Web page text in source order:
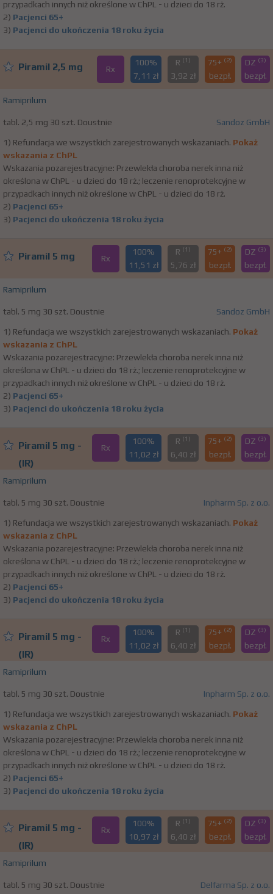
przypadkach innych niż określone w ChPL - u dzieci do 18 rż.
2) Pacjenci 65+
3) Pacjenci do ukończenia 18 roku życia
Piramil 2,5 mg Rx
100%
7,11 zł
R (1)
3,92 zł
75+ (2)
bezpł.
DZ (3)
bezpł.
Ramiprilum
tabl. 2,5 mg 30 szt. Doustnie Sandoz GmbH
1) Refundacja we wszystkich zarejestrowanych wskazaniach. Pokaż
wskazania z ChPL
Wskazania pozarejestracyjne: Przewlekła choroba nerek inna niż
określona w ChPL - u dzieci do 18 rż.; leczenie renoprotekcyjne w
przypadkach innych niż określone w ChPL - u dzieci do 18 rż.
2) Pacjenci 65+
3) Pacjenci do ukończenia 18 roku życia
Piramil 5 mg Rx
100%
11,51 zł
R (1)
5,76 zł
75+ (2)
bezpł.
DZ (3)
bezpł.
Ramiprilum
tabl. 5 mg 30 szt. Doustnie Sandoz GmbH
1) Refundacja we wszystkich zarejestrowanych wskazaniach. Pokaż
wskazania z ChPL
Wskazania pozarejestracyjne: Przewlekła choroba nerek inna niż
określona w ChPL - u dzieci do 18 rż.; leczenie renoprotekcyjne w
przypadkach innych niż określone w ChPL - u dzieci do 18 rż.
2) Pacjenci 65+
3) Pacjenci do ukończenia 18 roku życia
Piramil 5 mg -
(IR)
Rx
100%
11,02 zł
R (1)
6,40 zł
75+ (2)
bezpł.
DZ (3)
bezpł.
Ramiprilum
tabl. 5 mg 30 szt. Doustnie Inpharm Sp. z o.o.
1) Refundacja we wszystkich zarejestrowanych wskazaniach. Pokaż
wskazania z ChPL
Wskazania pozarejestracyjne: Przewlekła choroba nerek inna niż
określona w ChPL - u dzieci do 18 rż.; leczenie renoprotekcyjne w
przypadkach innych niż określone w ChPL - u dzieci do 18 rż.
2) Pacjenci 65+
3) Pacjenci do ukończenia 18 roku życia
Piramil 5 mg -
(IR)
Rx
100%
11,02 zł
R (1)
6,40 zł
75+ (2)
bezpł.
DZ (3)
bezpł.
Ramiprilum
tabl. 5 mg 30 szt. Doustnie Inpharm Sp. z o.o.
1) Refundacja we wszystkich zarejestrowanych wskazaniach. Pokaż
wskazania z ChPL
Wskazania pozarejestracyjne: Przewlekła choroba nerek inna niż
określona w ChPL - u dzieci do 18 rż.; leczenie renoprotekcyjne w
przypadkach innych niż określone w ChPL - u dzieci do 18 rż.
2) Pacjenci 65+
3) Pacjenci do ukończenia 18 roku życia
Piramil 5 mg -
(IR)
Rx
100%
10,97 zł
R (1)
6,40 zł
75+ (2)
bezpł.
DZ (3)
bezpł.
Ramiprilum
tabl. 5 mg 30 szt. Doustnie Delfarma Sp. z o.o.